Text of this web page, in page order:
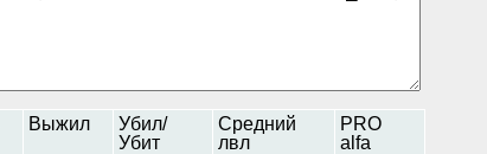
Выжил
Убил/
Убит
Средний
лвл
PRO
alfa